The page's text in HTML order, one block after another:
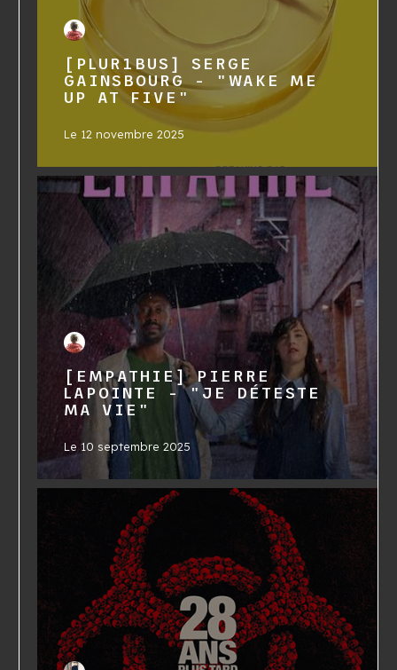
[PLUR1BUS] SERGE
GAINSBOURG - "WAKE ME
UP AT FIVE"
Le 12 novembre 2025
[EMPATHIE] PIERRE
LAPOINTE - "JE DÉTESTE
MA VIE"
Le 10 septembre 2025